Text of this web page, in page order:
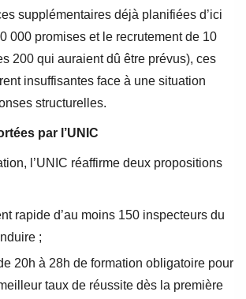
supplémentaires déjà planifiées d’ici
000 promises et le recrutement de 10
200 qui auraient dû être prévus), ces
insuffisantes face à une situation
structurelles.
par l’UNIC
l’UNIC réaffirme deux propositions
rapide d’au moins 150 inspecteurs du
;
20h à 28h de formation obligatoire pour
taux de réussite dès la première